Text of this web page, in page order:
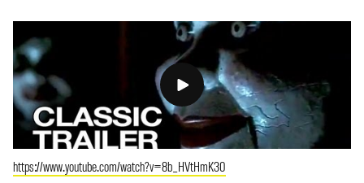
https://www.youtube.com/watch?v=8b_HVtHmK30